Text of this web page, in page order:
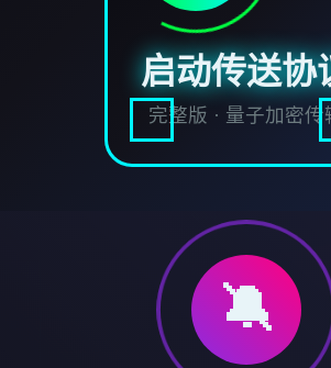
启动传送协
完整版 · 量子加密传
🔕